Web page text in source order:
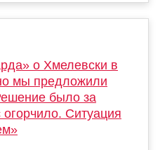
о Хмелевски в
мы предложили
было за
Ситуация